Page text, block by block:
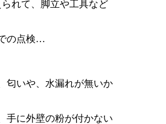
れて、脚立や工具など
の点検…
匂いや、水漏れが無いか
手に外壁の粉が付かない